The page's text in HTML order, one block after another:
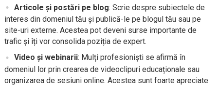
Articole și postări pe blog: Scrie despre subiectele de
interes din domeniul tău și publică-le pe blogul tău sau pe
site-uri externe. Acestea pot deveni surse importante de
trafic și îți vor consolida poziția de expert.
Video și webinarii: Mulți profesioniști se afirmă în
domeniul lor prin crearea de videoclipuri educaționale sau
organizarea de sesiuni online. Acestea sunt foarte apreciate